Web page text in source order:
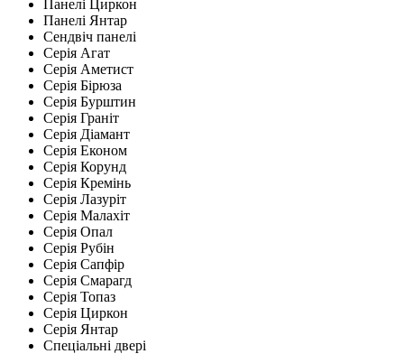
Панелі Циркон
Панелі Янтар
Сендвіч панелі
Серія Агат
Серія Аметист
Серія Бірюза
Серія Бурштин
Серія Граніт
Серія Діамант
Серія Економ
Серія Корунд
Серія Кремінь
Серія Лазуріт
Серія Малахіт
Серія Опал
Серія Рубін
Серія Сапфір
Серія Смарагд
Серія Топаз
Серія Циркон
Серія Янтар
Спеціальні двері